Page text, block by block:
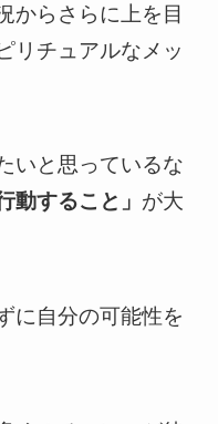
からさらに上を目
リチュアルなメッ
いと思っているな
動すること」 が大
に自分の可能性を